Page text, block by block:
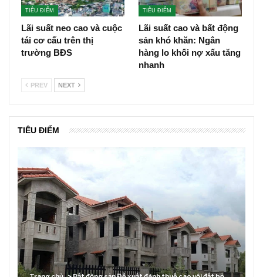
TIÊU ĐIỂM
Lãi suất neo cao và cuộc
tái cơ cấu trên thị
trường BĐS
TIÊU ĐIỂM
Lãi suất cao và bất động
sản khó khăn: Ngân
hàng lo khối nợ xấu tăng
nhanh
PREV NEXT
TIÊU ĐIỂM